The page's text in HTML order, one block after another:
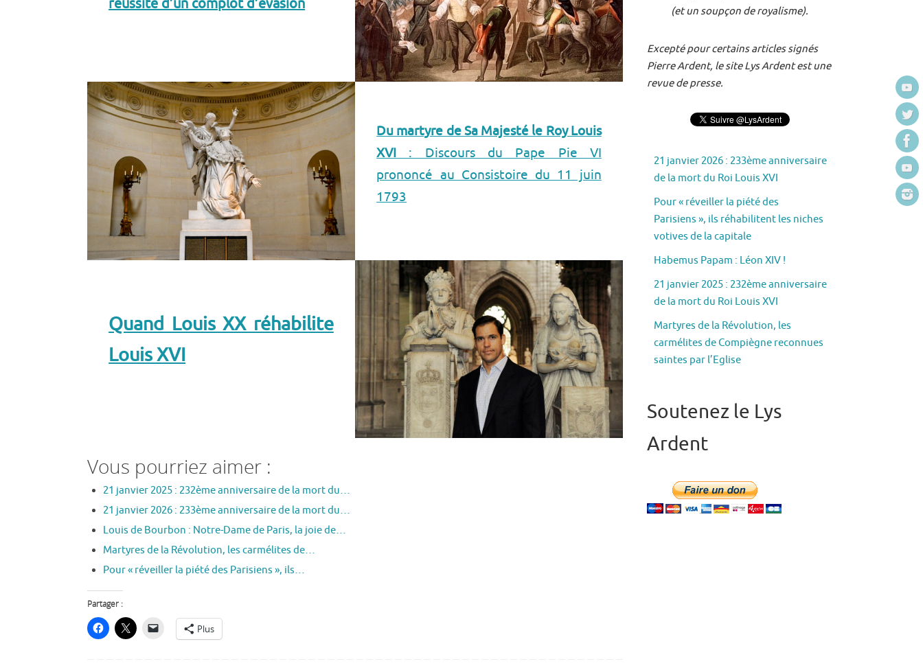
réussite d’un complot d’évasion
Du martyre de Sa Majesté le Roy Louis
XVI : Discours du Pape Pie VI
prononcé au Consistoire du 11 juin
1793
Quand Louis XX réhabilite
Louis XVI
Vous pourriez aimer :
21 janvier 2025 : 232ème anniversaire de la mort du…
21 janvier 2026 : 233ème anniversaire de la mort du…
Louis de Bourbon : Notre-Dame de Paris, la joie de…
Martyres de la Révolution, les carmélites de…
Pour « réveiller la piété des Parisiens », ils…
Partager :
Plus
(et un soupçon de royalisme).
Excepté pour certains articles signés
Pierre Ardent, le site Lys Ardent est une
revue de presse.
21 janvier 2026 : 233ème anniversaire
de la mort du Roi Louis XVI
Pour « réveiller la piété des
Parisiens », ils réhabilitent les niches
votives de la capitale
Habemus Papam : Léon XIV !
21 janvier 2025 : 232ème anniversaire
de la mort du Roi Louis XVI
Martyres de la Révolution, les
carmélites de Compiègne reconnues
saintes par l’Eglise
Soutenez le Lys
Ardent